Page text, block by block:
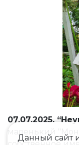
07.07.2025.
маленький
Данный сайт